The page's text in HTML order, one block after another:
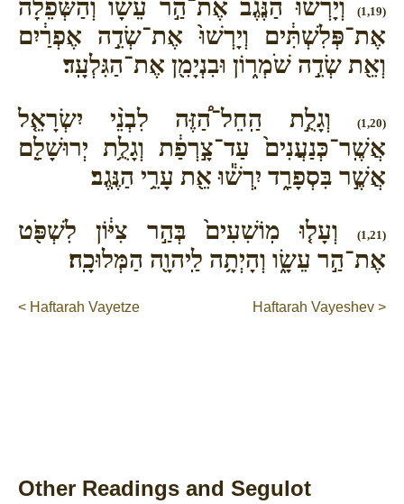
(1,19)
וְיָרְשׁ֨וּ הַנֶּ֜גֶב אֶת־הַ֣ר עֵשָׂ֗ו וְהַשְּׁפֵלָה֙
אֶת־פְּלִשְׁתִּ֔ים וְיָרְשׁוּ֙ אֶת־שְׂדֵ֣ה אֶפְרַ֔יִם
וְאֵ֖ת שְׂדֵ֣ה שֹׁמְר֑וֹן וּבִנְיָמִ֖ן אֶת־הַגִּלְעָֽד׃
(1,20)
וְגָלֻ֣ת הַֽחֵל־הַ֠זֶּה לִבְנֵ֨י יִשְׂרָאֵ֤ל
אֲשֶֽׁר־כְּנַעֲנִים֙ עַד־צָ֣רְפַ֔ת וְגָלֻ֥ת יְרוּשָׁלִַ֖ם
אֲשֶׁ֣ר בִּסְפָרַ֑ד יִֽרְשׁ֕וּ אֵ֖ת עָרֵ֥י הַנֶּֽגֶב׃
(1,21)
וְעָל֤וּ מֽוֹשִׁעִים֙ בְּהַ֣ר צִיּ֔וֹן לִשְׁפֹּ֖ט
אֶת־הַ֣ר עֵשָׂ֑ו וְהָיְתָ֥ה לַֽיהוָ֖ה הַמְּלוּכָֽה׃
< Haftarah Vayetze Haftarah Vayeshev >
Other Readings and Segulot